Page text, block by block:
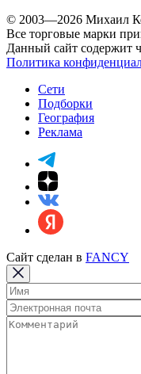
© 2003—2026 Михаил
Все торговые марки
Данный сайт содержит
Политика
Сети
Подборки
География
Реклама
Сайт сделан в FANCY